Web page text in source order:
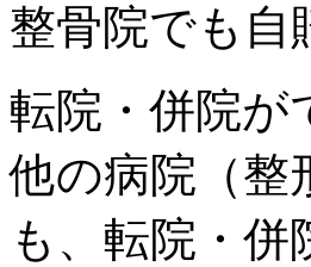
整骨院でも自
転院・併院が
他の病院（整
も、転院・